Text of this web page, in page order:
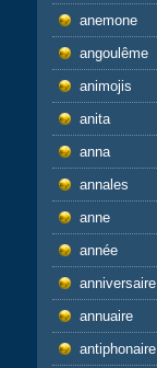
anemone
angoulême
animojis
anita
anna
annales
anne
année
anniversaire
annuaire
antiphonaire